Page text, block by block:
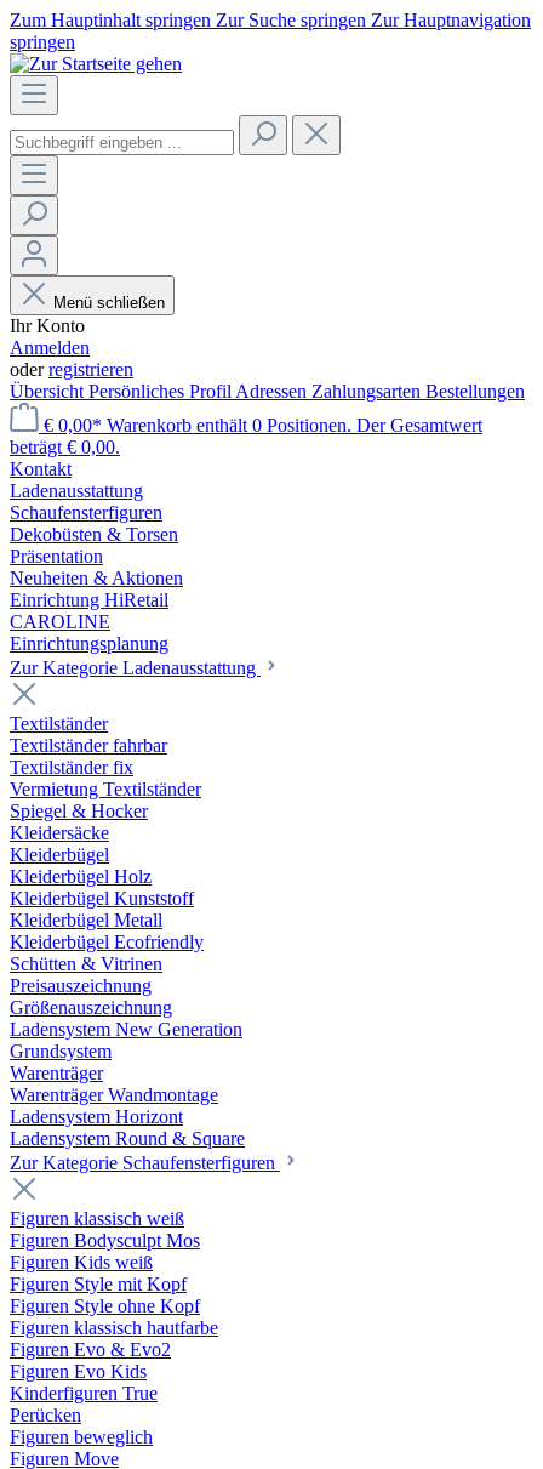
Zum Hauptinhalt springen Zur Suche springen Zur Hauptnavigation
springen
Menü schließen
Ihr Konto
Anmelden
oderregistrieren
Übersicht Persönliches Profil Adressen Zahlungsarten Bestellungen
€ 0,00* Warenkorb enthält 0 Positionen. Der Gesamtwert
beträgt € 0,00.
Kontakt
Laden­ausstattung
Schaufenster­figuren
Dekobüsten & Torsen
Präsentation
Neuheiten & Aktionen
Einrichtung HiRetail
CAROLINE
Einrichtungsplanung
Zur Kategorie Laden­ausstattung
Textilständer
Textilständer fahrbar
Textilständer fix
Vermietung Textilständer
Spiegel & Hocker
Kleidersäcke
Kleiderbügel
Kleiderbügel Holz
Kleiderbügel Kunststoff
Kleiderbügel Metall
Kleiderbügel Ecofriendly
Schütten & Vitrinen
Preisauszeichnung
Größenauszeichnung
Ladensystem New Generation
Grundsystem
Warenträger
Warenträger Wandmontage
Ladensystem Horizont
Ladensystem Round & Square
Zur Kategorie Schaufenster­figuren
Figuren klassisch weiß
Figuren Bodysculpt Mos
Figuren Kids weiß
Figuren Style mit Kopf
Figuren Style ohne Kopf
Figuren klassisch hautfarbe
Figuren Evo & Evo2
Figuren Evo Kids
Kinderfiguren True
Perücken
Figuren beweglich
Figuren Move